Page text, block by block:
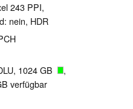
243 PPI,
nein, HDR
1024 GB
,
verfügbar